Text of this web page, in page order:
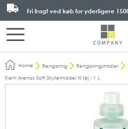
Fri fragt ved køb for yderligere
Home Rengøring Rengøringsmidler
Kiehl Arenas Soft Skyllemiddel til tøj - 1 L